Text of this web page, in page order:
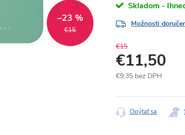
€15
–23 %
Skladom -
Možnosti
€15
€11,50
€9,35 bez DPH
cena:
Opýtať sa